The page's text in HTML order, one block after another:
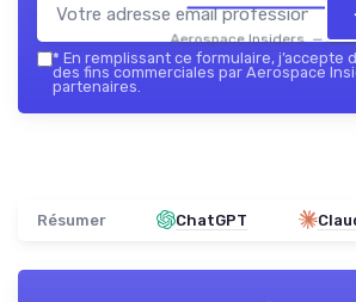
Aerospace Insiders —
* En remplissant ce formulaire, j’accepte
des fins commerciales par Aerospace
partenaires.
Résumer ChatGPT